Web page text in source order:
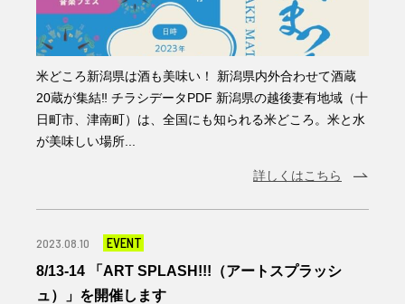
米どころ新潟県は酒も美味い！ 新潟県内外合わせて酒蔵
20蔵が集結‼ チラシデータPDF 新潟県の越後妻有地域（十
日町市、津南町）は、全国にも知られる米どころ。米と水
が美味しい場所...
詳しくはこちら
2023.08.10 EVENT
8/13-14 「ART SPLASH!!!（アートスプラッシ
ュ）」を開催します